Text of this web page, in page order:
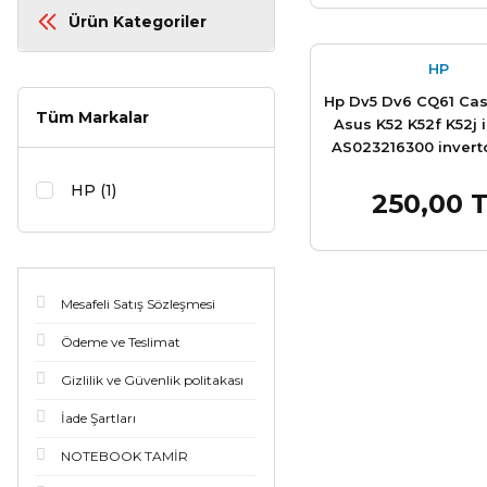
Ürün Kategoriler
Tüm Markalar
HP (1)
Mesafeli Satış Sözleşmesi
Ödeme ve Teslimat
Gizlilik ve Güvenlik politakası
İade Şartları
NOTEBOOK TAMİR
HP
Hp Dv5 Dv6 CQ61
Asus K52 K52f K52j
AS023216300
250,00